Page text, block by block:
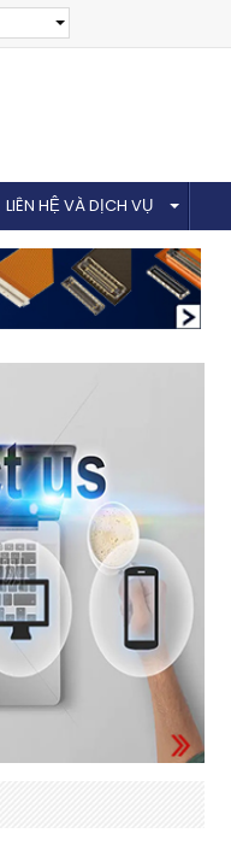
LIÊN HỆ VÀ DỊCH VỤ